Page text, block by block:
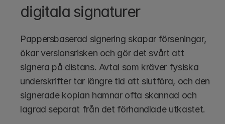
digitala signaturer
Pappersbaserad signering skapar förseningar,
ökar versionsrisken och gör det svårt att
signera på distans. Avtal som kräver fysiska
underskrifter tar längre tid att slutföra, och den
signerade kopian hamnar ofta skannad och
lagrad separat från det förhandlade utkastet.